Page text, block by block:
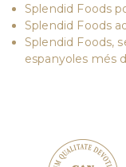
Splendid Foods
Splendid Foods
Splendid Foods,
espanyoles més